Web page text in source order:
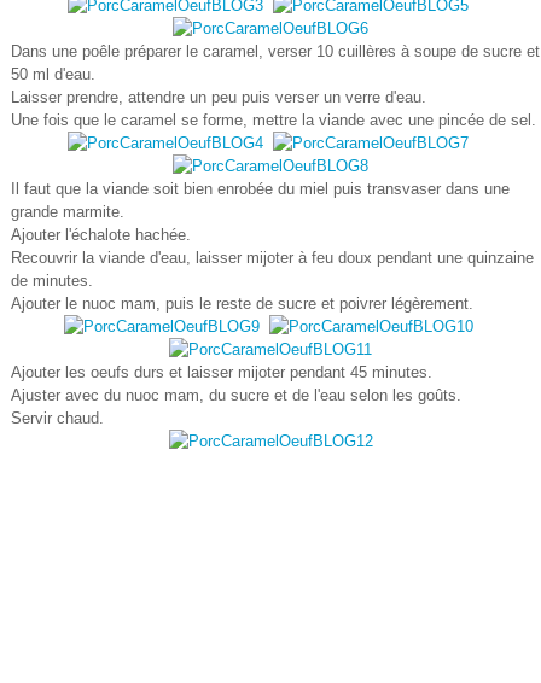
Dans une poêle préparer le caramel, verser 10 cuillères à soupe de sucre et
50 ml d'eau.
Laisser prendre, attendre un peu puis verser un verre d'eau.
Une fois que le caramel se forme, mettre la viande avec une pincée de sel.
Il faut que la viande soit bien enrobée du miel puis transvaser dans une
grande marmite.
Ajouter l'échalote hachée.
Recouvrir la viande d'eau, laisser mijoter à feu doux pendant une quinzaine
de minutes.
Ajouter le nuoc mam, puis le reste de sucre et poivrer légèrement.
Ajouter les oeufs durs et laisser mijoter pendant 45 minutes.
Ajuster avec du nuoc mam, du sucre et de l'eau selon les goûts.
Servir chaud.